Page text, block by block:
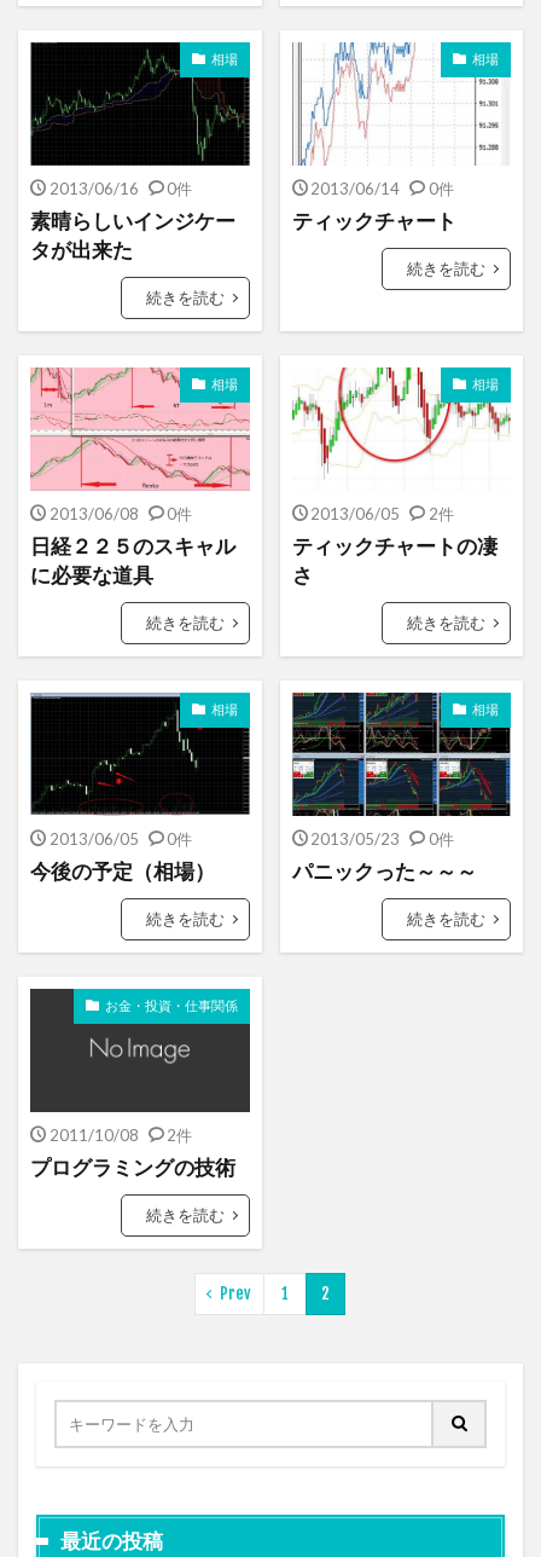
相場
2013/06/16 0件
素晴らしいインジケー
タが出来た
続きを読む
相場
2013/06/14 0件
ティックチャート
続きを読む
相場
2013/06/08 0件
日経２２５のスキャル
に必要な道具
続きを読む
相場
2013/06/05 2件
ティックチャートの凄
さ
続きを読む
相場
2013/06/05 0件
今後の予定（相場）
続きを読む
相場
2013/05/23 0件
パニックった～～～
続きを読む
お金・投資・仕事関係
2011/10/08 2件
プログラミングの技術
続きを読む
Prev 1 2
最近の投稿